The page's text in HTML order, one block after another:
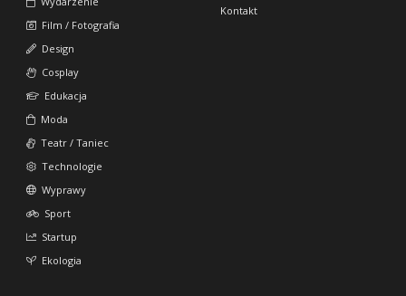
Film / Fotografia
Design
Cosplay
Edukacja
Moda
Teatr / Taniec
Technologie
Wyprawy
Sport
Startup
Ekologia
Kontakt